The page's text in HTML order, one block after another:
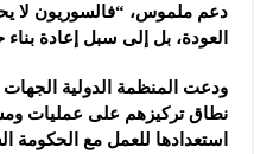
دعم ملموس، “فالسوريون لا
العودة، بل إلى سبل إعادة بناء
ودعت المنظمة الدولية الجهات
نطاق تركيزهم على عمليات
استعدادها للعمل مع الحكومة